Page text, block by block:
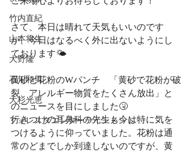
竹内直紀
山本将生
大野隆
石川和男
大杉光恵
フォレスタエンターテインメント
さて、本日は晴れて天気もいいのです
が、今日はなるべく外に出ないようにし
ております🌤
黄砂と花粉のWパンチ　「黄砂で花粉が破
裂、アレルギー物質をたくさん放出」と
のニュースを目にしました🤧
行きつけの耳鼻科の先生も今は特に気を
つけるように仰っていました。花粉は通
常のどまでしか到達しないのですが、黄